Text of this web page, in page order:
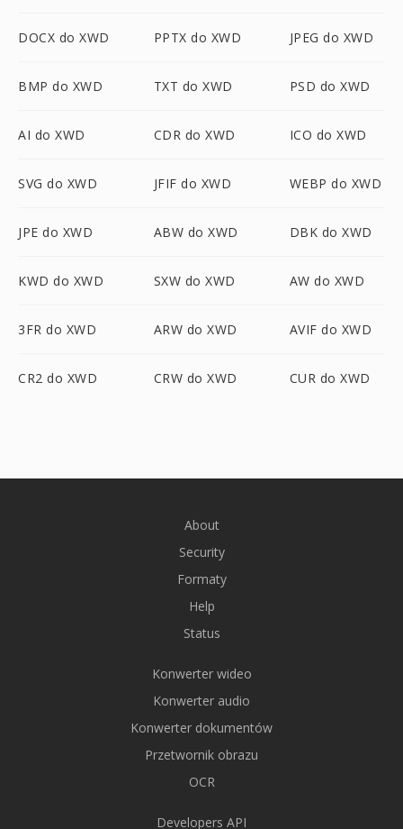
DOCX do XWD PPTX do XWD JPEG do XWD
BMP do XWD TXT do XWD PSD do XWD
AI do XWD CDR do XWD ICO do XWD
SVG do XWD JFIF do XWD WEBP do XWD
JPE do XWD ABW do XWD DBK do XWD
KWD do XWD SXW do XWD AW do XWD
3FR do XWD ARW do XWD AVIF do XWD
CR2 do XWD CRW do XWD CUR do XWD
About
Security
Formaty
Help
Status
Konwerter wideo
Konwerter audio
Konwerter dokumentów
Przetwornik obrazu
OCR
Developers API